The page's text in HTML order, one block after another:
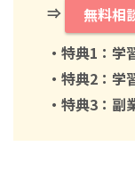
⇒
無料相
・特典1：
・特典2：学
・特典3：副